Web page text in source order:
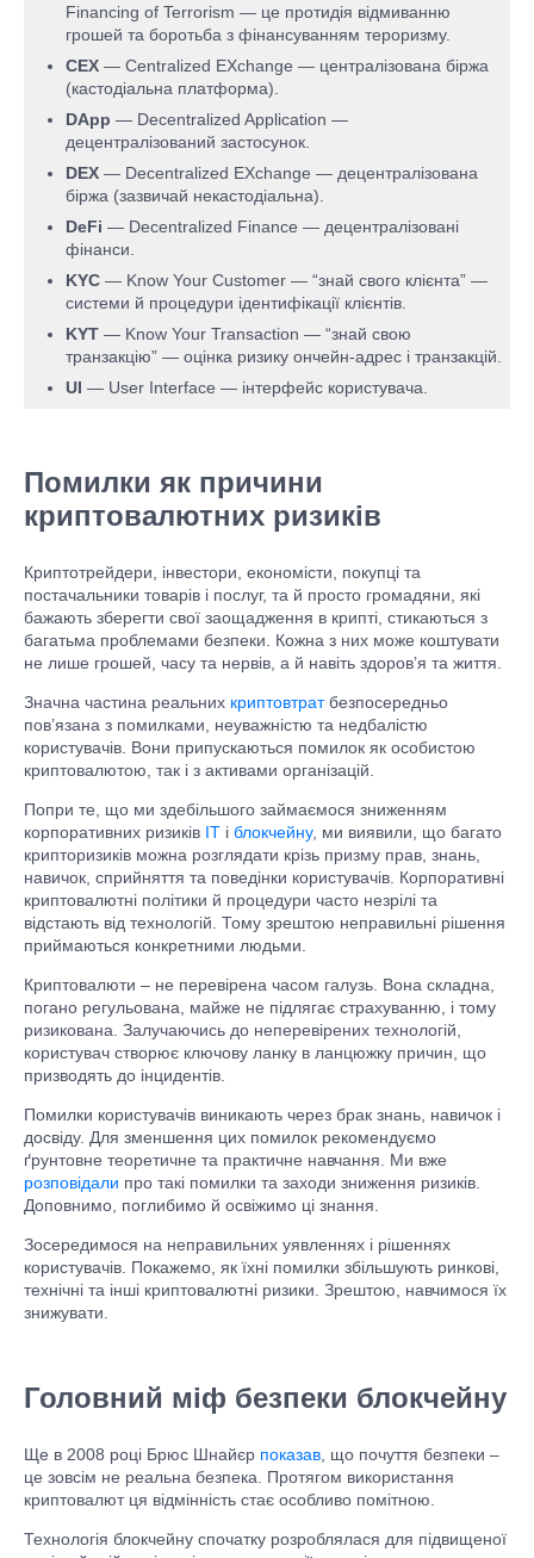
Financing of Terrorism — це протидія відмиванню
грошей та боротьба з фінансуванням тероризму.
CEX — Centralized EXchange — централізована біржа
(кастодіальна платформа).
DApp — Decentralized Application —
децентралізований застосунок.
DEX — Decentralized EXchange — децентралізована
біржа (зазвичай некастодіальна).
DeFi — Decentralized Finance — децентралізовані
фінанси.
KYC — Know Your Customer — “знай свого клієнта” —
системи й процедури ідентифікації клієнтів.
KYT — Know Your Transaction — “знай свою
транзакцію” — оцінка ризику ончейн-адрес і транзакцій.
UI — User Interface — інтерфейс користувача.
Помилки як причини
криптовалютних ризиків
Криптотрейдери, інвестори, економісти, покупці та
постачальники товарів і послуг, та й просто громадяни, які
бажають зберегти свої заощадження в крипті, стикаються з
багатьма проблемами безпеки. Кожна з них може коштувати
не лише грошей, часу та нервів, а й навіть здоров’я та життя.
Значна частина реальних криптовтратбезпосередньо
пов’язана з помилками, неуважністю та недбалістю
користувачів. Вони припускаються помилок як особистою
криптовалютою, так і з активами організацій.
Попри те, що ми здебільшого займаємося зниженням
корпоративних ризиків ІТ і блокчейну, ми виявили, що багато
крипторизиків можна розглядати крізь призму прав, знань,
навичок, сприйняття та поведінки користувачів. Корпоративні
криптовалютні політики й процедури часто незрілі та
відстають від технологій. Тому зрештою неправильні рішення
приймаються конкретними людьми.
Криптовалюти – не перевірена часом галузь. Вона складна,
погано регульована, майже не підлягає страхуванню, і тому
ризикована. Залучаючись до неперевірених технологій,
користувач створює ключову ланку в ланцюжку причин, що
призводять до інцидентів.
Помилки користувачів виникають через брак знань, навичок і
досвіду. Для зменшення цих помилок рекомендуємо
ґрунтовне теоретичне та практичне навчання. Ми вже
розповідали про такі помилки та заходи зниження ризиків.
Доповнимо, поглибимо й освіжимо ці знання.
Зосередимося на неправильних уявленнях і рішеннях
користувачів. Покажемо, як їхні помилки збільшують ринкові,
технічні та інші криптовалютні ризики. Зрештою, навчимося їх
знижувати.
Головний міф безпеки блокчейну
Ще в 2008 році Брюс Шнайєр показав , що почуття безпеки –
це зовсім не реальна безпека. Протягом використання
криптовалют ця відмінність стає особливо помітною.
Технологія блокчейну спочатку розроблялася для підвищеної